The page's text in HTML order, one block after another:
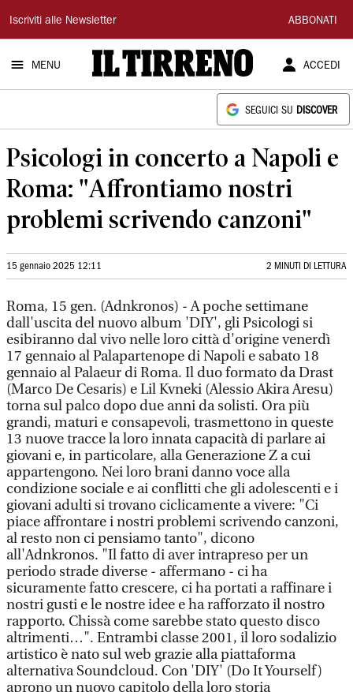
Il
Tirreno
Iscriviti alle Newsletter ABBONATI
MENU ACCEDI
SEGUICI SU DISCOVER
Psicologi in concerto a Napoli e
Roma: "Affrontiamo nostri
problemi scrivendo canzoni"
15 gennaio 2025 12:11 2 MINUTI DI LETTURA
Roma, 15 gen. (Adnkronos) - A poche settimane
dall'uscita del nuovo album 'DIY', gli Psicologi si
esibiranno dal vivo nelle loro città d'origine venerdì
17 gennaio al Palapartenope di Napoli e sabato 18
gennaio al Palaeur di Roma. Il duo formato da Drast
(Marco De Cesaris) e Lil Kvneki (Alessio Akira Aresu)
torna sul palco dopo due anni da solisti. Ora più
grandi, maturi e consapevoli, trasmettono in queste
13 nuove tracce la loro innata capacità di parlare ai
giovani e, in particolare, alla Generazione Z a cui
appartengono. Nei loro brani danno voce alla
condizione sociale e ai conflitti che gli adolescenti e i
giovani adulti si trovano ciclicamente a vivere: "Ci
piace affrontare i nostri problemi scrivendo canzoni,
al resto non ci pensiamo tanto", dicono
all'Adnkronos. "Il fatto di aver intrapreso per un
periodo strade diverse - affermano - ci ha
sicuramente fatto crescere, ci ha portati a raffinare i
nostri gusti e le nostre idee e ha rafforzato il nostro
rapporto. Chissà come sarebbe stato questo disco
altrimenti…". Entrambi classe 2001, il loro sodalizio
artistico è nato sul web grazie alla piattaforma
alternativa Soundcloud. Con 'DIY' (Do It Yourself)
aprono un nuovo capitolo della loro storia